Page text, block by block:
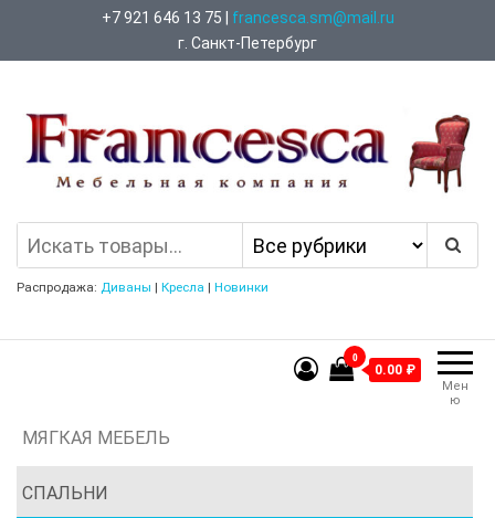
+7 921 646 13 75 | francesca.sm@mail.ru
г. Санкт-Петербург
Francesca Мебельная Компания
Распродажа: Диваны | Кресла | Новинки
Мен
ю
0
0.00 ₽
МЯГКАЯ МЕБЕЛЬ
СПАЛЬНИ